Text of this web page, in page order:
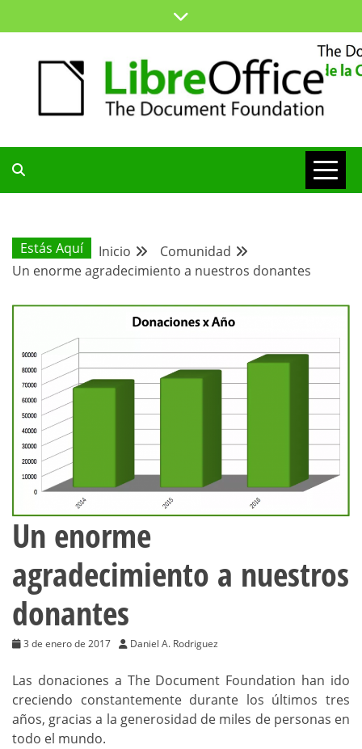
al
BLOG DE LA
COMUNIDAD
HISPANA
Estás Aquí Inicio
Comunidad
Un enorme agradecimiento a nuestros donantes
Un enorme
agradecimiento a nuestros
donantes
3 de enero de 2017 Daniel A. Rodriguez
Las donaciones a The Document Foundation han ido
creciendo constantemente durante los últimos tres
años, gracias a la generosidad de miles de personas en
todo el mundo.